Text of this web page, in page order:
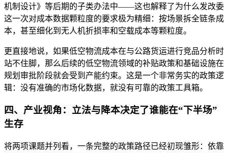
机制设计》等后期的子类办法中——这也解释了为什么发改委
这一次对成本数据颗粒度的要求极为精细：按场景拆全链条成
本，甚至细化到无人机折损率和空载成本等颗粒度。
更直接地说，如果低空物流成本在与公路货运进行竞品分析时
站不住脚，那么后续的低空物流领域的补贴政策和基础设施在
规划审批阶段就会受到产能约束。这是一个非常务实的政策逻
辑：没有准确的市场化数据，就没有可靠的政策工具箱。
四、产业视角：立法与降本决定了谁能在“下半场”
生存
将两项课题并列看，一条完整的政策路径已经初现雏形：依靠